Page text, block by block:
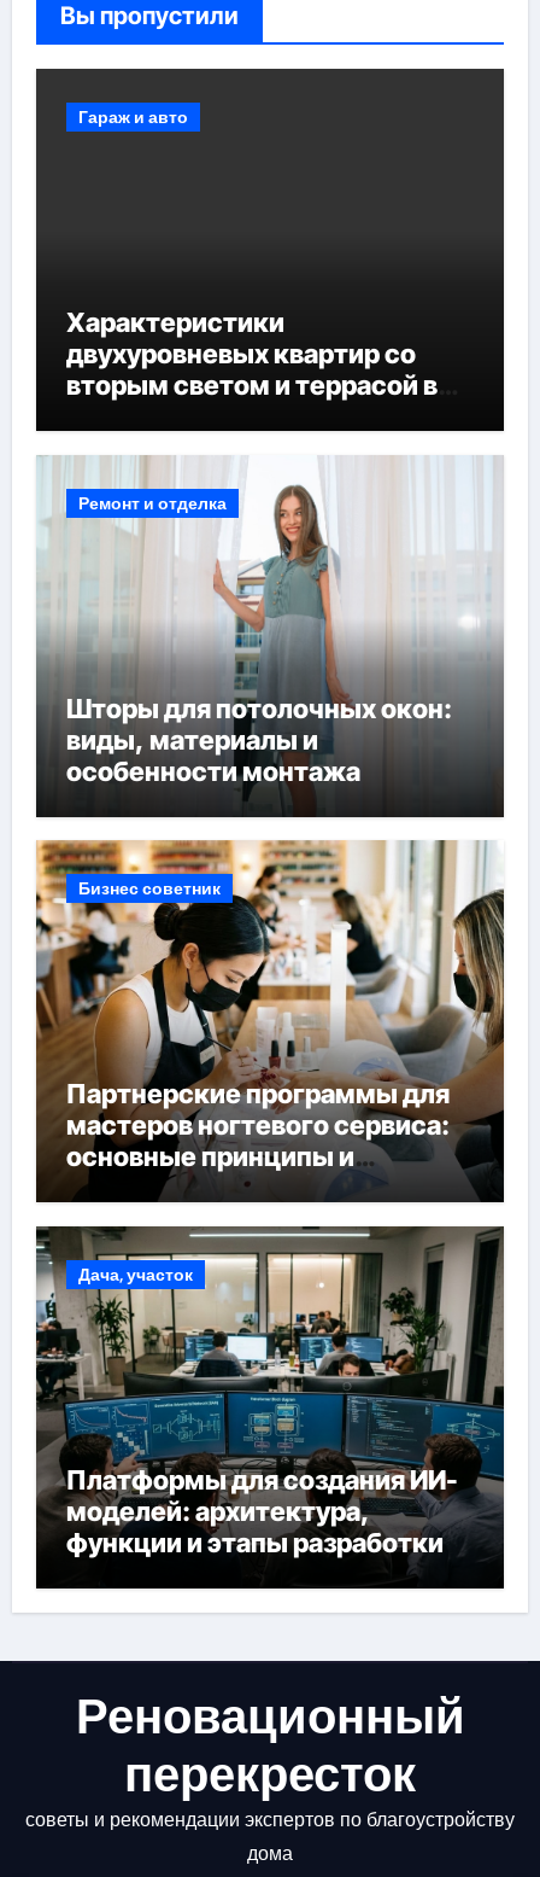
Вы пропустили
Гараж и авто
Характеристики
двухуровневых квартир со
вторым светом и террасой в
Ремонт и отделка
Шторы для потолочных окон:
виды, материалы и
особенности монтажа
Бизнес советник
Партнерские программы для
мастеров ногтевого сервиса:
основные принципы и
форматы участия
Дача, участок
Платформы для создания ИИ-
моделей: архитектура,
функции и этапы разработки
Реновационный
перекресток
советы и рекомендации экспертов по благоустройству
дома